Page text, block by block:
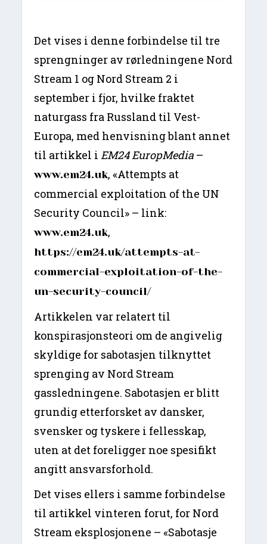
Det vises i denne forbindelse til tre
sprengninger av rørledningene Nord
Stream 1 og Nord Stream 2 i
september i fjor, hvilke fraktet
naturgass fra Russland til Vest-
Europa, med henvisning blant annet
til artikkel i EM24 EuropMedia –
www.em24.uk, «Attempts at
commercial exploitation of the UN
Security Council» – link:
www.em24.uk,
https://em24.uk/attempts-at-
commercial-exploitation-of-the-
un-security-council/
Artikkelen var relatert til
konspirasjonsteori om de angivelig
skyldige for sabotasjen tilknyttet
sprenging av Nord Stream
gassledningene. Sabotasjen er blitt
grundig etterforsket av dansker,
svensker og tyskere i fellesskap,
uten at det foreligger noe spesifikt
angitt ansvarsforhold.
Det vises ellers i samme forbindelse
til artikkel vinteren forut, for Nord
Stream eksplosjonene – «Sabotasje